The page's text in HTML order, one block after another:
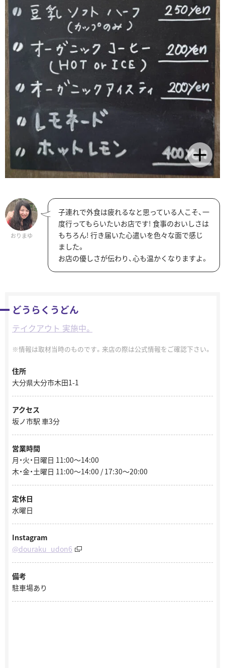
おりまゆ
子連れで外食は疲れるなと思っている人こそ、一
度行ってもらいたいお店です! 食事のおいしさは
もちろん! 行き届いた心遣いを色々な面で感じ
ました。
お店の優しさが伝わり、心も温かくなりますよ。
どうらくうどん
テイクアウト 実施中。
情報は取材当時のものです。来店の際は公式情報をご確認下さい。
住所
大分県大分市木田1-1
アクセス
坂ノ市駅 車3分
営業時間
月・火・日曜日 11:00～14:00
木・金・土曜日 11:00～14:00 / 17:30～20:00
定休日
水曜日
Instagram
@douraku_udon6
備考
駐車場あり